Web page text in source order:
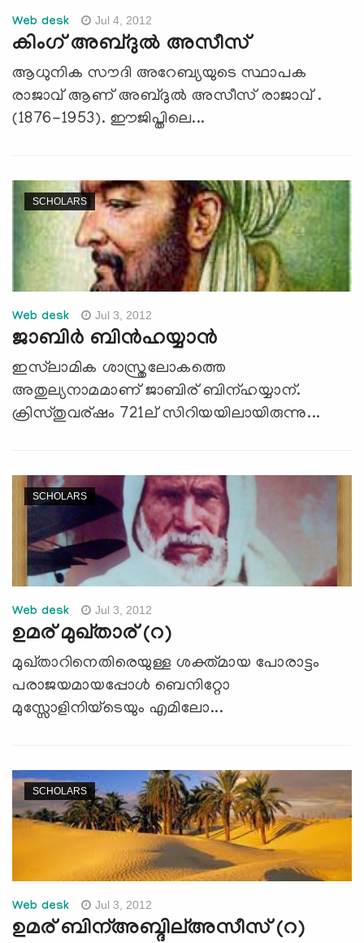
Web desk Jul 4, 2012
കിംഗ് അബ്ദുൽ അസീസ്
ആധുനിക സൗദി അറേബ്യയുടെ സ്ഥാപക
രാജാവ് ആണ് അബ്ദുൽ അസീസ് രാജാവ് .
(1876-1953). ഈജിപ്തിലെ...
SCHOLARS
Web desk Jul 3, 2012
ജാബിര്‍ ബിന്‍ഹയ്യാന്‍
ഇസ്‌ലാമിക ശാസ്ത്രലോകത്തെ
അതുല്യനാമമാണ് ജാബിര് ബിന്ഹയ്യാന്.
ക്രിസ്തുവര്ഷം 721ല് സിറിയയിലായിരുന്നു...
SCHOLARS
Web desk Jul 3, 2012
ഉമര് മുഖ്താര് (റ)
മുഖ്താറിനെതിരെയുള്ള ശക്ത്മായ പോരാട്ടം
പരാജയമായപ്പോൾ ബെനിറ്റോ
മുസ്സോളിനിയ്ടെയും എമിലോ...
SCHOLARS
Web desk Jul 3, 2012
ഉമര് ബിന്അബ്ദില്അസീസ് (റ)